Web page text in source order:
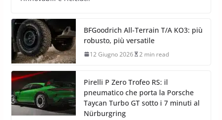
BFGoodrich All-Terrain T/A KO3: più
robusto, più versatile
12 Giugno 2026 2 min read
Pirelli P Zero Trofeo RS: il
pneumatico che porta la Porsche
Taycan Turbo GT sotto i 7 minuti al
Nürburgring